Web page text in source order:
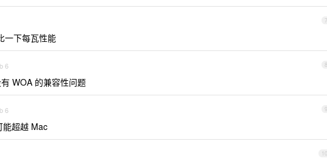
7
一下每瓦性能
8
6
WOA 的兼容性问题
9
6
能超越 Mac
10